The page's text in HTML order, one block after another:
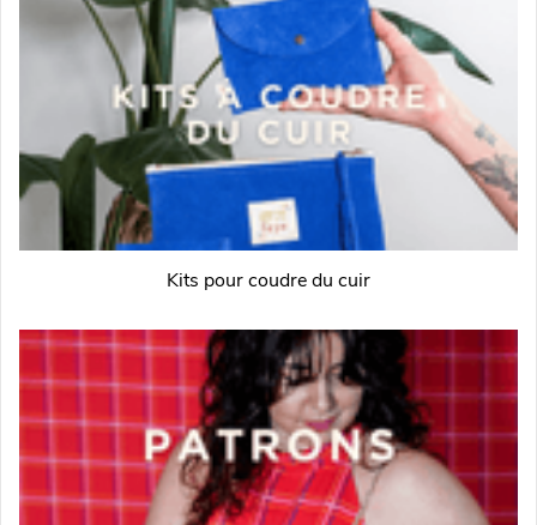
Kits pour coudre du cuir